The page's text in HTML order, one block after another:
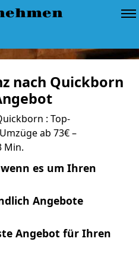
nach Quickborn
: Top-
ab 73€ –
Min.
es um Ihren
Angebote
Angebot für Ihren